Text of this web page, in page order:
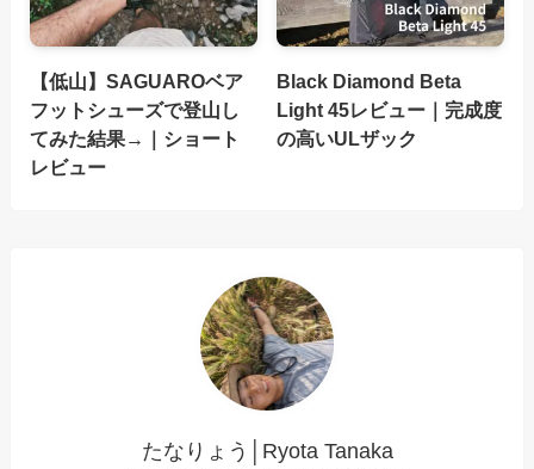
【低山】SAGUAROベア
フットシューズで登山し
てみた結果→｜ショート
レビュー
Black Diamond Beta
Light 45レビュー｜完成度
の高いULザック
たなりょう│Ryota Tanaka